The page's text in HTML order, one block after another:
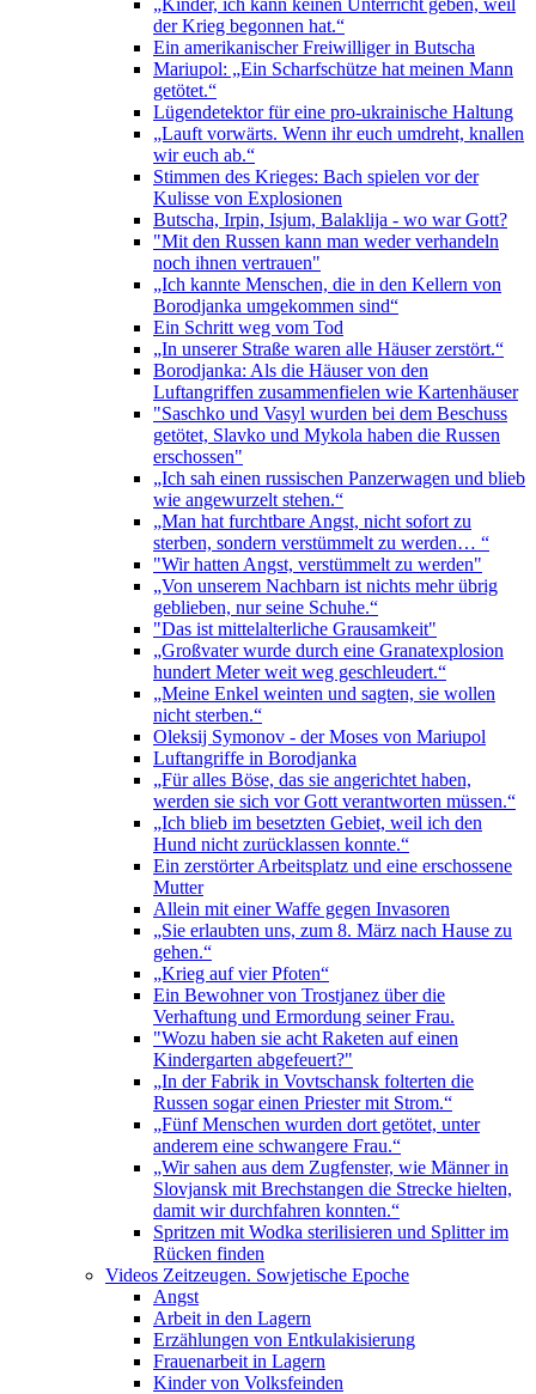
„Kinder, ich kann keinen Unterricht geben, weil
der Krieg begonnen hat.“
Ein amerikanischer Freiwilliger in Butscha
Mariupol: „Ein Scharfschütze hat meinen Mann
getötet.“
Lügendetektor für eine pro-ukrainische Haltung
„Lauft vorwärts. Wenn ihr euch umdreht, knallen
wir euch ab.“
Stimmen des Krieges: Bach spielen vor der
Kulisse von Explosionen
Butscha, Irpin, Isjum, Balaklija - wo war Gott?
"Mit den Russen kann man weder verhandeln
noch ihnen vertrauen"
„Ich kannte Menschen, die in den Kellern von
Borodjanka umgekommen sind“
Ein Schritt weg vom Tod
„In unserer Straße waren alle Häuser zerstört.“
Borodjanka: Als die Häuser von den
Luftangriffen zusammenfielen wie Kartenhäuser
"Saschko und Vasyl wurden bei dem Beschuss
getötet, Slavko und Mykola haben die Russen
erschossen"
„Ich sah einen russischen Panzerwagen und blieb
wie angewurzelt stehen.“
„Man hat furchtbare Angst, nicht sofort zu
sterben, sondern verstümmelt zu werden… “
"Wir hatten Angst, verstümmelt zu werden"
„Von unserem Nachbarn ist nichts mehr übrig
geblieben, nur seine Schuhe.“
"Das ist mittelalterliche Grausamkeit"
„Großvater wurde durch eine Granatexplosion
hundert Meter weit weg geschleudert.“
„Meine Enkel weinten und sagten, sie wollen
nicht sterben.“
Oleksij Symonov - der Moses von Mariupol
Luftangriffe in Borodjanka
„Für alles Böse, das sie angerichtet haben,
werden sie sich vor Gott verantworten müssen.“
„Ich blieb im besetzten Gebiet, weil ich den
Hund nicht zurücklassen konnte.“
Ein zerstörter Arbeitsplatz und eine erschossene
Mutter
Allein mit einer Waffe gegen Invasoren
„Sie erlaubten uns, zum 8. März nach Hause zu
gehen.“
„Krieg auf vier Pfoten“
Ein Bewohner von Trostjanez über die
Verhaftung und Ermordung seiner Frau.
"Wozu haben sie acht Raketen auf einen
Kindergarten abgefeuert?"
„In der Fabrik in Vovtschansk folterten die
Russen sogar einen Priester mit Strom.“
„Fünf Menschen wurden dort getötet, unter
anderem eine schwangere Frau.“
„Wir sahen aus dem Zugfenster, wie Männer in
Slovjansk mit Brechstangen die Strecke hielten,
damit wir durchfahren konnten.“
Spritzen mit Wodka sterilisieren und Splitter im
Rücken finden
Videos Zeitzeugen. Sowjetische Epoche
Angst
Arbeit in den Lagern
Erzählungen von Entkulakisierung
Frauenarbeit in Lagern
Kinder von Volksfeinden